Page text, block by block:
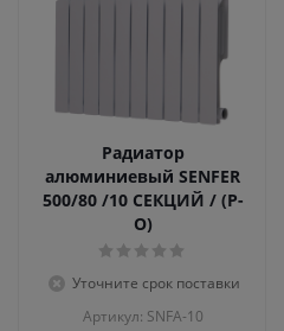
Радиатор
алюминиевый SENFER
500/80 /10 СЕКЦИЙ / (Р-
О)
Уточните срок поставки
Артикул: SNFA-10